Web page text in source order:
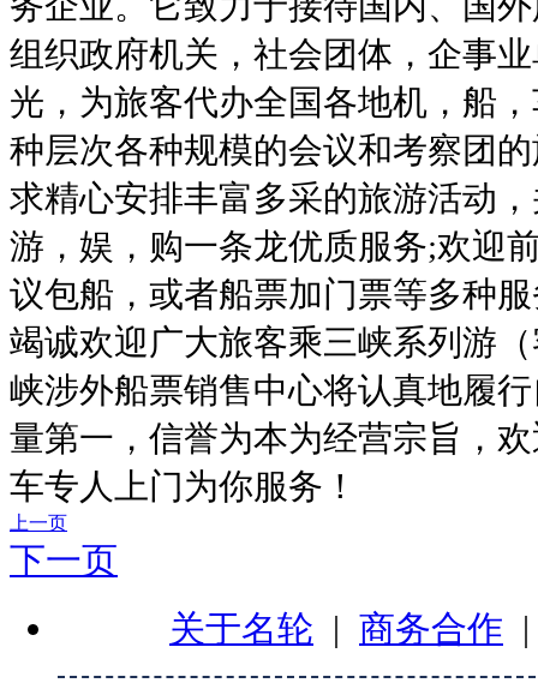
组织政府机关，社会团体，企事
光，为旅客代办全国各地机，船
种层次各种规模的会议和考察团
求精心安排丰富多采的旅游活动
游，娱，购一条龙优质服务;欢迎
议包船，或者船票加门票等多种
竭诚欢迎广大旅客乘三峡系列游
峡涉外船票销售中心将认真地履
量第一，信誉为本为经营宗旨，
车专人上门为你服务！
上一页
下一页
关于名轮 | 商务合作